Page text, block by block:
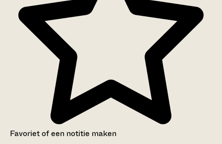
Favoriet of een notitie maken